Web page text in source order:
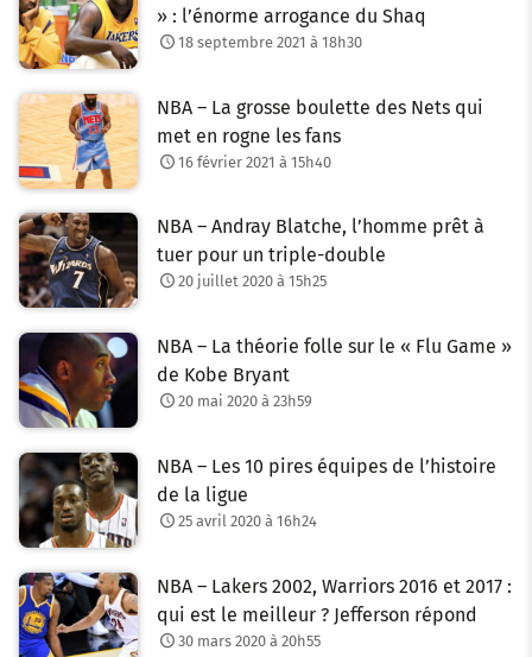
» : l’énorme arrogance du Shaq
18 septembre 2021 à 18h30
NBA – La grosse boulette des Nets qui
met en rogne les fans
16 février 2021 à 15h40
NBA – Andray Blatche, l’homme prêt à
tuer pour un triple-double
20 juillet 2020 à 15h25
NBA – La théorie folle sur le « Flu Game »
de Kobe Bryant
20 mai 2020 à 23h59
NBA – Les 10 pires équipes de l’histoire
de la ligue
25 avril 2020 à 16h24
NBA – Lakers 2002, Warriors 2016 et 2017 :
qui est le meilleur ? Jefferson répond
30 mars 2020 à 20h55